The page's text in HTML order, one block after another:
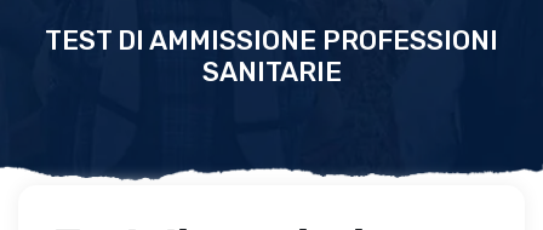
TEST DI AMMISSIONE PROFESSIONI
SANITARIE